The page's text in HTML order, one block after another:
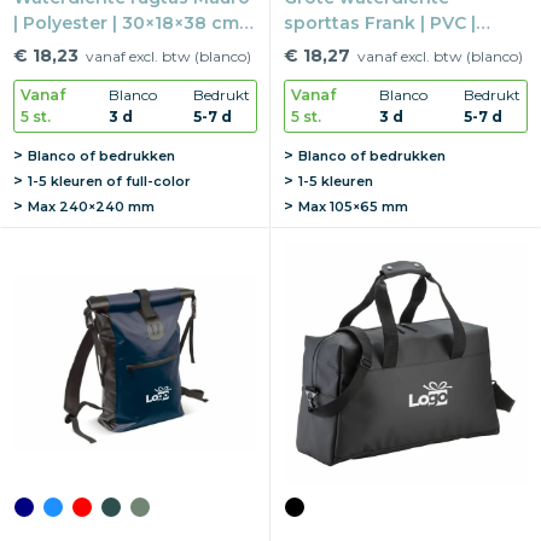
| Polyester | 30×18×38 cm |
Met gesp sluiting
€ 18,23 vanaf excl. btw (blanco)
Vanaf
5 st.
Blanco
3 d
Bedrukt
5-7 d
Blanco of bedrukken
1-5 kleuren of full-color
Max 240×240 mm
sporttas Frank | PVC |
50×40×60 cm | Roll-up
€ 18,27 vanaf excl. btw (blanco)
Vanaf
5 st.
Blanco
3 d
Bedrukt
5-7 d
Blanco of bedrukken
1-5 kleuren
Max 105×65 mm